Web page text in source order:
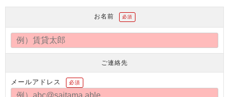
お名前 必須
ご連絡先
メールアドレス 必須